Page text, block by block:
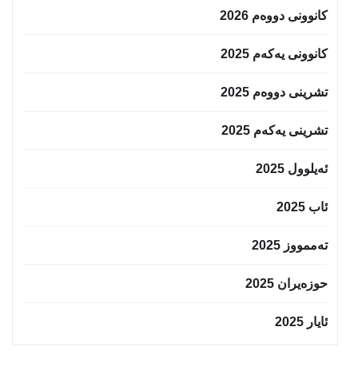
کانوونی دووەم 2026
کانوونی یەکەم 2025
تشرینی دووەم 2025
تشرینی یەکەم 2025
ئەیلوول 2025
ئاب 2025
تەممووز 2025
حوزه‌یران 2025
ئایار 2025